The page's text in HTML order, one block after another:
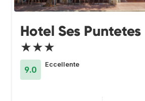
Hotel Ses Puntetes
★★★
9.0
Eccellente